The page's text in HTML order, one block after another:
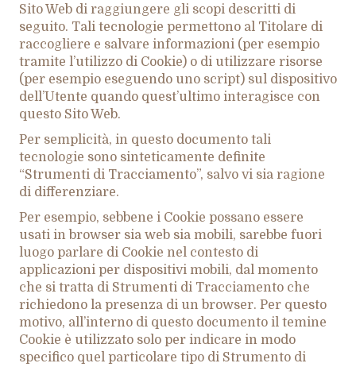
Sito Web di raggiungere gli scopi descritti di
seguito. Tali tecnologie permettono al Titolare di
raccogliere e salvare informazioni (per esempio
tramite l’utilizzo di Cookie) o di utilizzare risorse
(per esempio eseguendo uno script) sul dispositivo
dell’Utente quando quest’ultimo interagisce con
questo Sito Web.
Per semplicità, in questo documento tali
tecnologie sono sinteticamente definite
“Strumenti di Tracciamento”, salvo vi sia ragione
di differenziare.
Per esempio, sebbene i Cookie possano essere
usati in browser sia web sia mobili, sarebbe fuori
luogo parlare di Cookie nel contesto di
applicazioni per dispositivi mobili, dal momento
che si tratta di Strumenti di Tracciamento che
richiedono la presenza di un browser. Per questo
motivo, all’interno di questo documento il temine
Cookie è utilizzato solo per indicare in modo
specifico quel particolare tipo di Strumento di